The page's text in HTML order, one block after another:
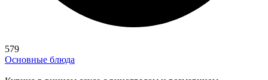
579
Основные блюда